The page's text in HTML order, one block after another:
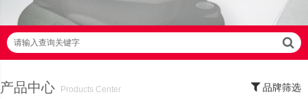
请输入查询关键字
产品中心
Products Center
品牌筛选